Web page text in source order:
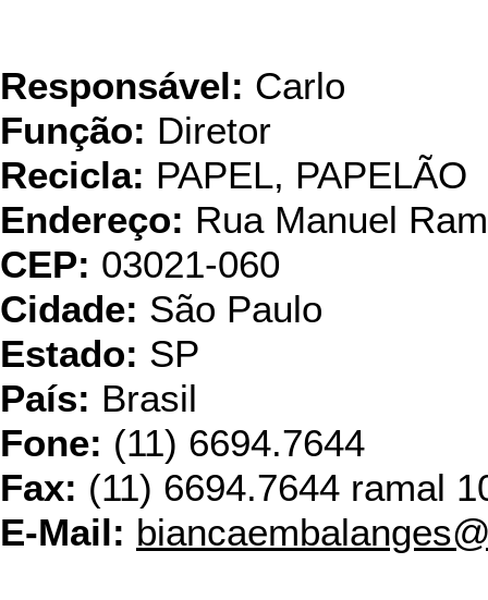
Responsável: Carlo
Função: Diretor
Recicla: PAPEL, PAPELÃO
Endereço: Rua Manuel
CEP: 03021-060
Cidade: São Paulo
Estado: SP
País: Brasil
Fone: (11) 6694.7644
Fax: (11) 6694.7644 ramal
E-Mail: